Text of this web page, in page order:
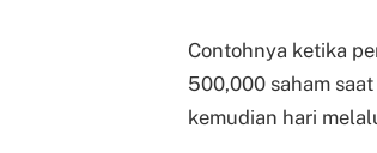
Contohnya ketika
500,000 saham saat
kemudian hari